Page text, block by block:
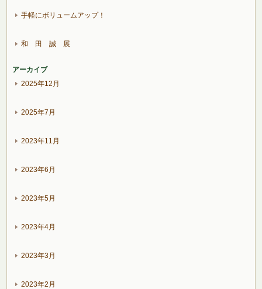
手軽にボリュームアップ！
和 田 誠 展
アーカイブ
2025年12月
2025年7月
2023年11月
2023年6月
2023年5月
2023年4月
2023年3月
2023年2月